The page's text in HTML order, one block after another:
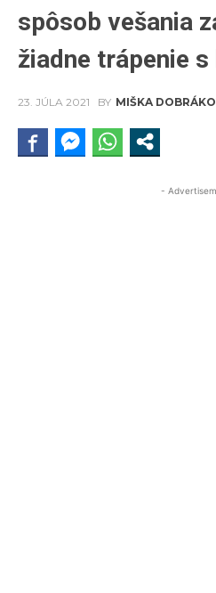
spôsob vešania
žiadne trápenie
23. JÚLA 2021 BY MIŠKA
-